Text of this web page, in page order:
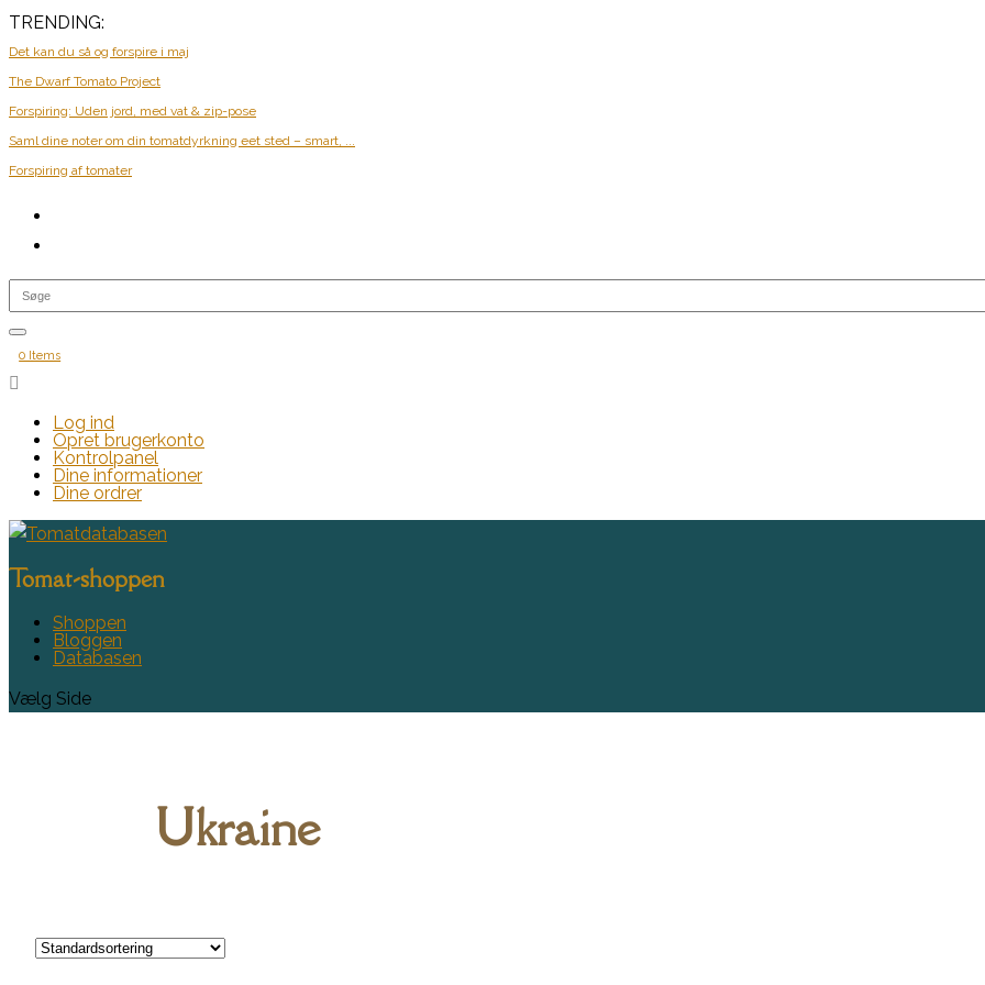
TRENDING:
Det kan du så og forspire i maj
The Dwarf Tomato Project
Forspiring: Uden jord, med vat & zip-pose
Saml dine noter om din tomatdyrkning eet sted – smart, ...
Forspiring af tomater
0 Items

Log ind
Opret brugerkonto
Kontrolpanel
Dine informationer
Dine ordrer
Tomat-shoppen
Shoppen
Bloggen
Databasen
Vælg Side
Ukraine